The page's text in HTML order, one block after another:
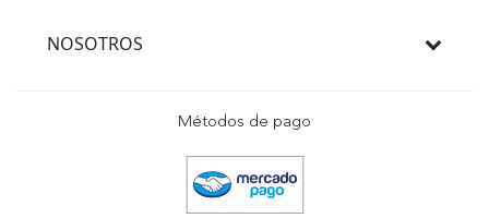
NOSOTROS
Métodos de pago